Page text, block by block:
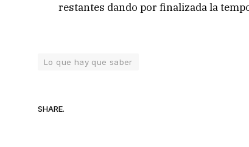
restantes dando por finalizada la
Lo que hay que saber
SHARE.